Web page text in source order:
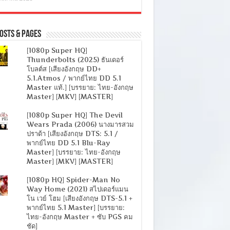
& Pages
[1080p Super HQ]
Thunderbolts (2025) ธันเดอร์
โบลต์ส [เสียงอังกฤษ DD+
5.1.Atmos / พากย์ไทย DD 5.1
Master แท้.] [บรรยาย: ไทย-อังกฤษ
Master] [MKV] [MASTER]
[1080p Super HQ] The Devil
Wears Prada (2006) นางมารสวม
ปราด้า [เสียงอังกฤษ DTS: 5.1 /
พากย์ไทย DD 5.1 Blu-Ray
Master] [บรรยาย: ไทย-อังกฤษ
Master] [MKV] [MASTER]
[1080p HQ] Spider-Man No
Way Home (2021) สไปเดอร์แมน
โน เวย์ โฮม [เสียงอังกฤษ DTS-5.1 +
พากย์ไทย 5.1 Master] [บรรยาย:
ไทย-อังกฤษ Master + ซับ PGS คม
ชัด]